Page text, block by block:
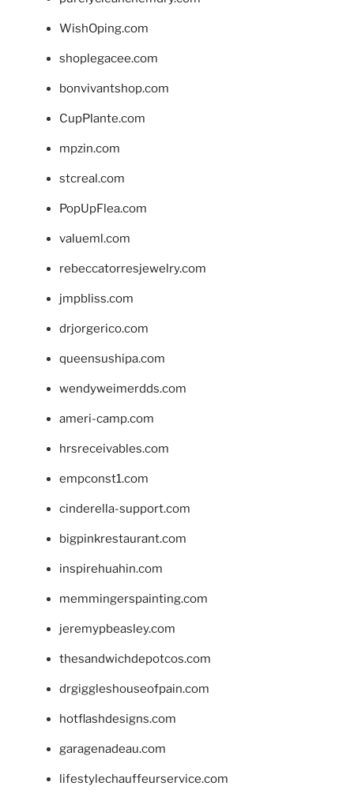
WishOping.com
shoplegacee.com
bonvivantshop.com
CupPlante.com
mpzin.com
stcreal.com
PopUpFlea.com
valueml.com
rebeccatorresjewelry.com
jmpbliss.com
drjorgerico.com
queensushipa.com
wendyweimerdds.com
ameri-camp.com
hrsreceivables.com
empconst1.com
cinderella-support.com
bigpinkrestaurant.com
inspirehuahin.com
memmingerspainting.com
jeremypbeasley.com
thesandwichdepotcos.com
drgiggleshouseofpain.com
hotflashdesigns.com
garagenadeau.com
lifestylechauffeurservice.com